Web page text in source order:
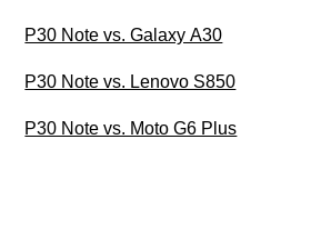
P30 Note vs. Galaxy A30
P30 Note vs. Lenovo S850
P30 Note vs. Moto G6 Plus